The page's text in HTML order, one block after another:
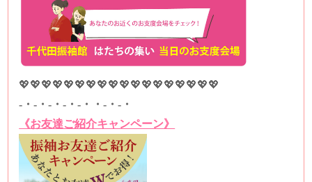
💖💖💖💖💖💖💖💖💖💖💖💖💖💖💖💖💖💖
-・-・-・-・-・・-・-・
《お友達ご紹介キャンペーン》